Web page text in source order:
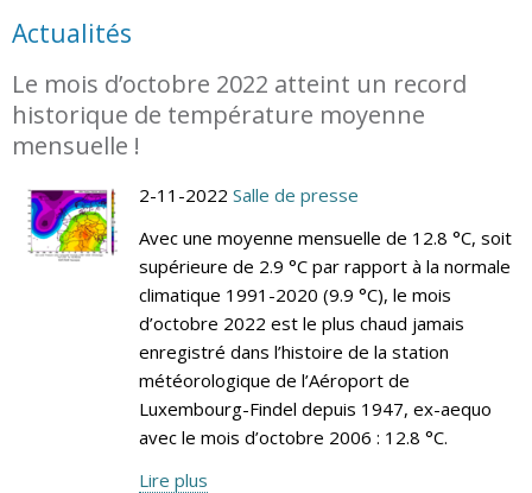
Actualités
Le mois d’octobre 2022 atteint un record
historique de température moyenne
mensuelle !
2-11-2022 Salle de presse
Avec une moyenne mensuelle de 12.8 °C, soit
supérieure de 2.9 °C par rapport à la normale
climatique 1991-2020 (9.9 °C), le mois
d’octobre 2022 est le plus chaud jamais
enregistré dans l’histoire de la station
météorologique de l’Aéroport de
Luxembourg-Findel depuis 1947, ex-aequo
avec le mois d’octobre 2006 : 12.8 °C.
Lire plus